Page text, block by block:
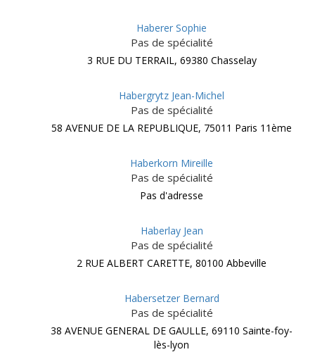
Haberer Sophie
Pas de spécialité
3 RUE DU TERRAIL, 69380 Chasselay
Habergrytz Jean-Michel
Pas de spécialité
58 AVENUE DE LA REPUBLIQUE, 75011 Paris 11ème
Haberkorn Mireille
Pas de spécialité
Pas d'adresse
Haberlay Jean
Pas de spécialité
2 RUE ALBERT CARETTE, 80100 Abbeville
Habersetzer Bernard
Pas de spécialité
38 AVENUE GENERAL DE GAULLE, 69110 Sainte-foy-
lès-lyon